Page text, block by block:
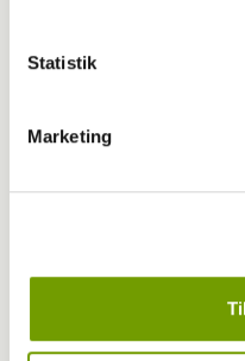
Statistik
Marketing